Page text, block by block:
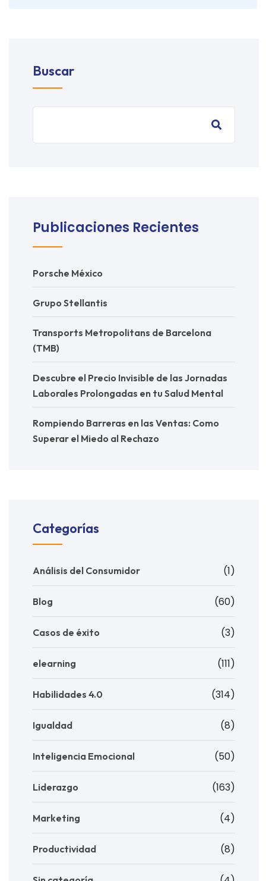
Buscar
Publicaciones Recientes
Porsche México
Grupo Stellantis
Transports Metropolitans de Barcelona
(TMB)
Descubre el Precio Invisible de las Jornadas
Laborales Prolongadas en tu Salud Mental
Rompiendo Barreras en las Ventas: Como
Superar el Miedo al Rechazo
Categorías
Análisis del Consumidor (1)
Blog (60)
Casos de éxito (3)
elearning (111)
Habilidades 4.0 (314)
Igualdad (8)
Inteligencia Emocional (50)
Liderazgo (163)
Marketing (4)
Productividad (8)